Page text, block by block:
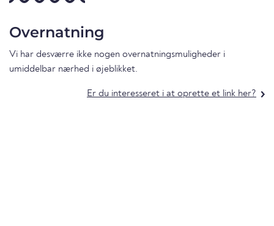
Overnatning
Vi har desværre ikke nogen overnatningsmuligheder i
umiddelbar nærhed i øjeblikket.
Er du interesseret i at oprette et link her?